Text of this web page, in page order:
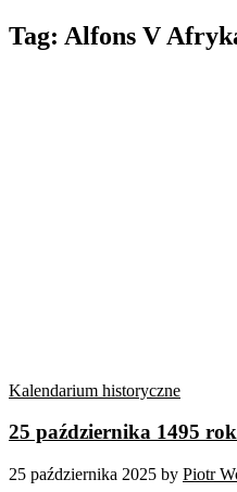
Tag: Alfons V
Kalendarium historyczne
25 października 1495
25 października 2025 by Piotr